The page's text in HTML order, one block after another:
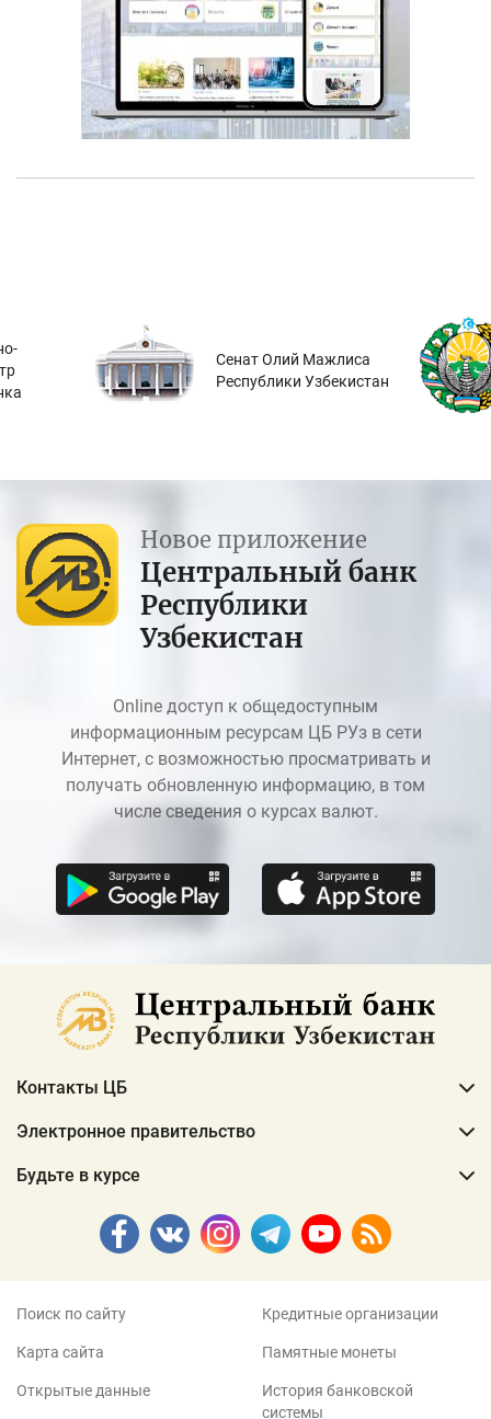
Сенат Олий Мажлиса
Республики Узбекистан
Новое приложение
Центральный банк
Республики
Узбекистан
Online доступ к общедоступным
информационным ресурсам ЦБ РУз в сети
Интернет, с возможностью просматривать и
получать обновленную информацию, в том
числе сведения о курсах валют.
Контакты ЦБ
Электронное правительство
Будьте в курсе
Поиск по сайту
Карта сайта
Открытые данные
Кредитные организации
Памятные монеты
История банковской
системы